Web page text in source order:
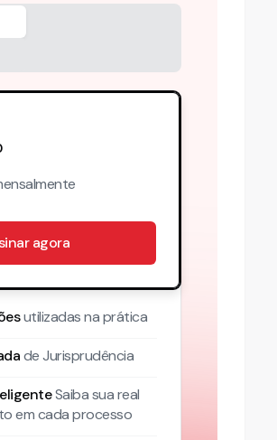
agora
utilizadas na prática
de Jurisprudência
Saiba sua real
em cada processo